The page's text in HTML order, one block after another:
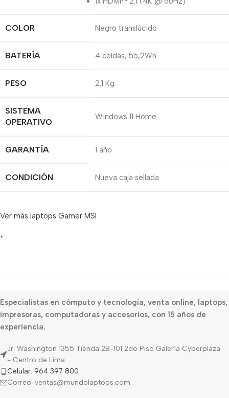
COLOR Negro translúcido
BATERÍA 4 celdas, 55,2Wh
PESO 2.1 Kg
SISTEMA
OPERATIVO
Windows 11 Home
GARANTÍA 1 año
CONDICIÓN Nueva caja sellada
Ver más laptops Gamer MSI
*
Especialistas en cómputo y tecnología, venta online, laptops,
impresoras, computadoras y accesorios, con 15 años de
experiencia.
Jr. Washington 1355 Tienda 2B-101 2do Piso Galería Cyberplaza
- Centro de Lima
Celular: 964 397 800
Correo: ventas@mundolaptops.com